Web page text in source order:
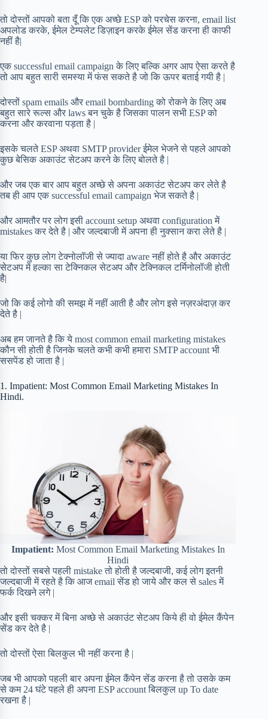
तो दोस्तों आपको बता दूँ कि एक अच्छे ESP को परचेस करना, email list
अपलोड करके, ईमेल टेम्पलेट डिज़ाइन करके ईमेल सेंड करना ही काफी
नहीं है|
एक successful email campaign के लिए बल्कि अगर आप ऐसा करते है
तो आप बहुत सारी समस्या में फंस सकते है जो कि ऊपर बताई गयी है |
दोस्तों spam emails और email bombarding को रोकने के लिए अब
बहुत सारे रूल्स और laws बन चुके है जिसका पालन सभी ESP को
करना और करवाना पड़ता है |
इसके चलते ESP अथवा SMTP provider ईमेल भेजने से पहले आपको
कुछ बेसिक अकाउंट सेटअप करने के लिए बोलते है |
और जब एक बार आप बहुत अच्छे से अपना अकाउंट सेटअप कर लेते है
तब ही आप एक successful email campaign भेज सकते है |
और आमतौर पर लोग इसी account setup अथवा configuration में
mistakes कर देते है | और जल्दबाजी में अपना ही नुक्सान करा लेते है |
या फिर कुछ लोग टेक्नोलॉजी से ज्यादा aware नहीं होते है और अकाउंट
सेटअप में हल्का सा टेक्निकल सेटअप और टेक्निकल टर्मिनोलॉजी होती
है|
जो कि कई लोगो की समझ में नहीं आती है और लोग इसे नज़रअंदाज़ कर
देते है |
अब हम जानते है कि ये most common email marketing mistakes
कौन सी होती है जिनके चलते कभी कभी हमारा SMTP account भी
ससपेंड हो जाता है |
1. Impatient: Most Common Email Marketing Mistakes In
Hindi.
Impatient: Most Common Email Marketing Mistakes In
Hindi
तो दोस्तों सबसे पहली mistake तो होती है जल्दबाजी, कई लोग इतनी
जल्दबाजी में रहते है कि आज email सेंड हो जाये और कल से sales में
फर्क दिखने लगे |
और इसी चक्कर में बिना अच्छे से अकाउंट सेटअप किये ही वो ईमेल कैंपेन
सेंड कर देते है |
तो दोस्तों ऐसा बिलकुल भी नहीं करना है |
जब भी आपको पहली बार अपना ईमेल कैंपेन सेंड करना है तो उसके कम
से कम 24 घंटे पहले ही अपना ESP account बिलकुल up To date
रखना है |